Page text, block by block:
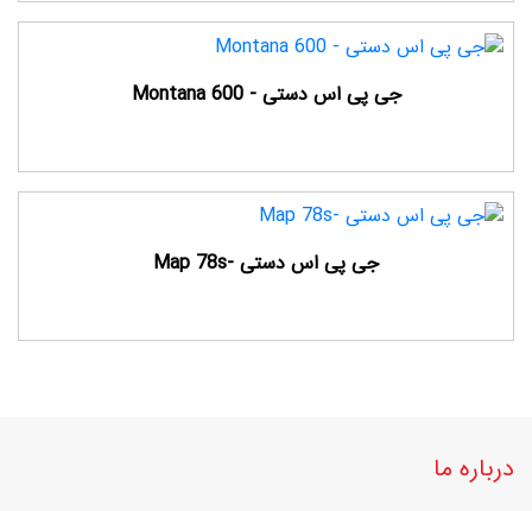
جی پی اس دستی - Montana 600
جی پی اس دستی -Map 78s
درباره ما